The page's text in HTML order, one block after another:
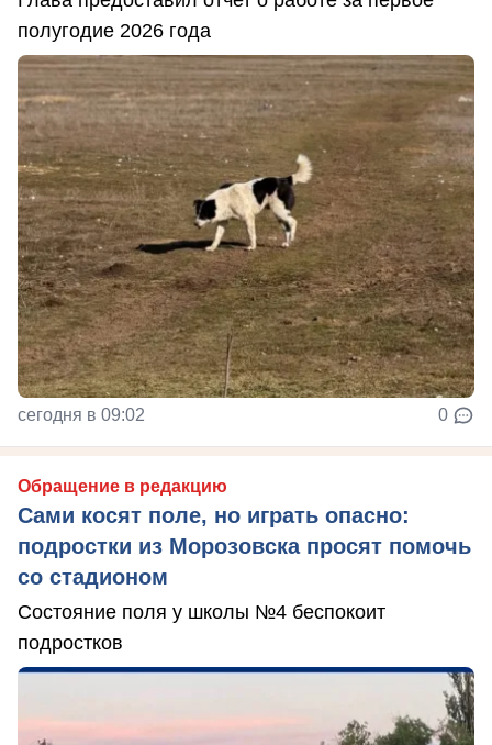
полугодие 2026 года
сегодня в 09:02 0
Обращение в редакцию
Сами косят поле, но играть опасно:
подростки из Морозовска просят помочь
со стадионом
Состояние поля у школы №4 беспокоит
подростков